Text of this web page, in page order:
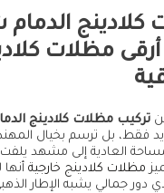
الدمام
0504842721 أرقى مظلات
تركيب مظلات كلادينج
فقط، بل ترسم بخيال
العادية إلى مشهد يلفت
مظلات كلادينج خارجية
دور جمالي يشبه الإطار